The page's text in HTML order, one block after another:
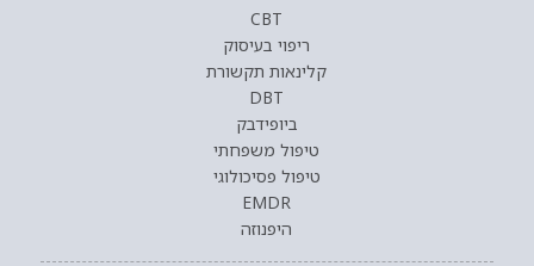
CBT
ריפוי בעיסוק
קלינאות תקשורת
DBT
ביופידבק
טיפול משפחתי
טיפול פסיכולוגי
EMDR
היפנוזה